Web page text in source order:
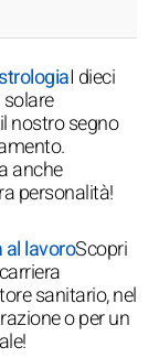
I dieci
nostro segno
anche
personalità!
lavoroScopri
sanitario, nel
o per un